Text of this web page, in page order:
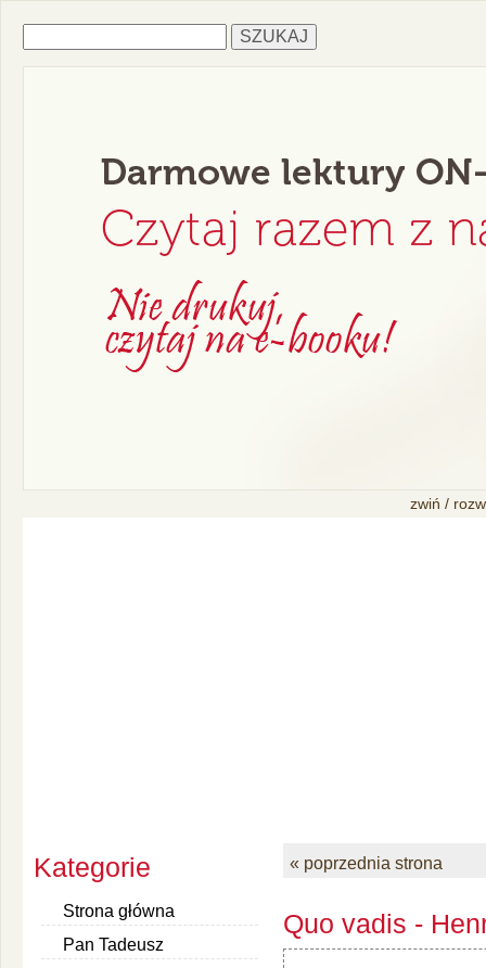
zwiń /
Kategorie
Strona główna
Pan Tadeusz
« poprzednia strona
Quo vadis -